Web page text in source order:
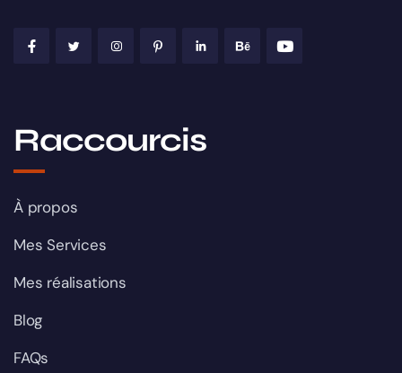
Raccourcis
À propos
Mes Services
Mes réalisations
Blog
FAQs